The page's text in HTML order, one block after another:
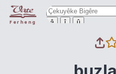
Ferheng ê î û